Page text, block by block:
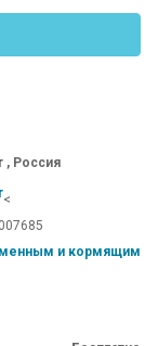
, Россия
<
и кормящим